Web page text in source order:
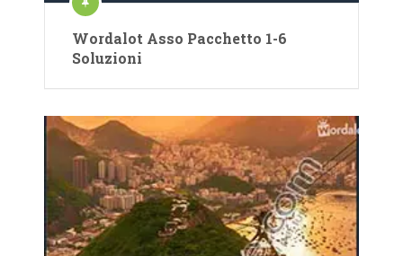
Wordalot Asso Pacchetto 1-6
Soluzioni